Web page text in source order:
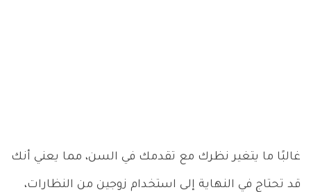
غالبًا ما يتغير نظرك مع تقدمك في السن، مما يعني أنك
قد تحتاج في النهاية إلى استخدام زوجين من النظارات،